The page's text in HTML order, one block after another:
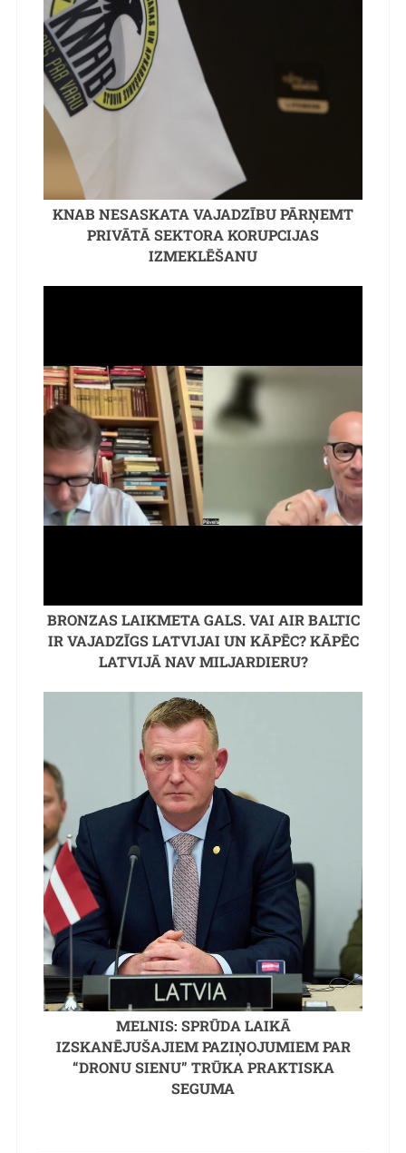
KNAB NESASKATA VAJADZĪBU PĀRŅEMT
PRIVĀTĀ SEKTORA KORUPCIJAS
IZMEKLĒŠANU
BRONZAS LAIKMETA GALS. VAI AIR BALTIC
IR VAJADZĪGS LATVIJAI UN KĀPĒC? KĀPĒC
LATVIJĀ NAV MILJARDIERU?
MELNIS: SPRŪDA LAIKĀ
IZSKANĒJUŠAJIEM PAZIŅOJUMIEM PAR
“DRONU SIENU” TRŪKA PRAKTISKA
SEGUMA